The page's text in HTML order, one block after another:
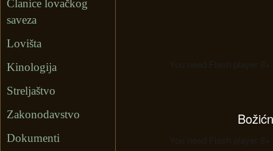
Članice lovačkog
saveza
Lovišta
Kinologija
Streljaštvo
Zakonodavstvo
Dokumenti
You need Flash player
You need Flash player